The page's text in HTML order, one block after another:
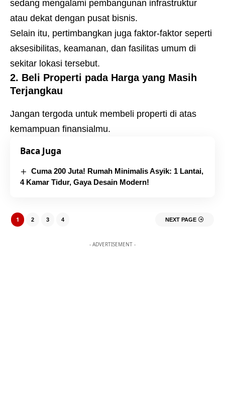
sedang mengalami pembangunan infrastruktur
atau dekat dengan pusat bisnis.
Selain itu, pertimbangkan juga faktor-faktor seperti
aksesibilitas, keamanan, dan fasilitas umum di
sekitar lokasi tersebut.
2. Beli Properti pada Harga yang Masih
Terjangkau
Jangan tergoda untuk membeli properti di atas
kemampuan finansialmu.
Baca Juga
Cuma 200 Juta! Rumah Minimalis Asyik: 1 Lantai,
4 Kamar Tidur, Gaya Desain Modern!
1 2 3 4 NEXT PAGE
- ADVERTISEMENT -